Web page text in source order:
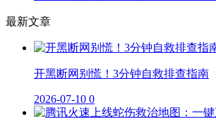
最新文章
开黑断网别慌！3分钟自救排查指南
2026-07-10 0